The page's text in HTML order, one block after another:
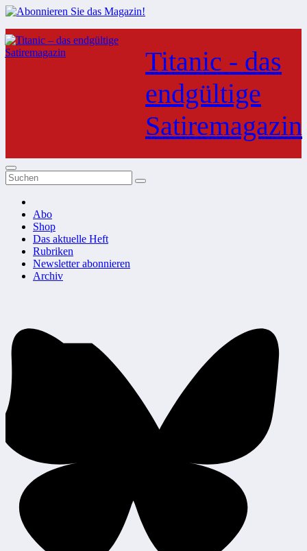
Zum
Inhalt
springen
Titanic - das
endgültige
Satiremagazin
Abo
Shop
Das aktuelle Heft
Rubriken
Newsletter abonnieren
Archiv